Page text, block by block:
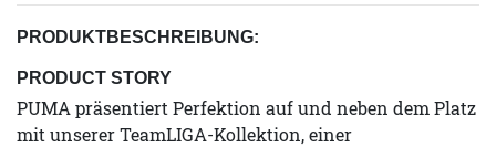
PRODUKTBESCHREIBUNG:
PRODUCT STORY
PUMA präsentiert Perfektion auf und neben dem Platz
mit unserer TeamLIGA-Kollektion, einer